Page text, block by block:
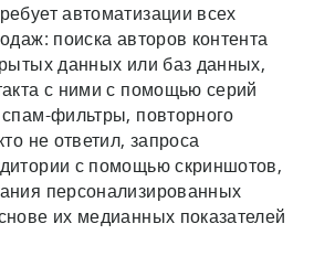
автоматизации всех
поиска авторов контента
данных или баз данных,
с ними с помощью серий
фильтры, повторного
не ответил, запроса
с помощью скриншотов,
персонализированных
их медианных показателей